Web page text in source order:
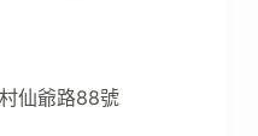
仙爺路88號